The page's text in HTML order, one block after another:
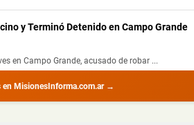
y Terminó Detenido en Campo Grande
en Campo Grande, acusado de robar ...
en MisionesInforma.com.ar →